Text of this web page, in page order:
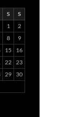
S
S
1
2
8
9
15
16
22 23
29
30